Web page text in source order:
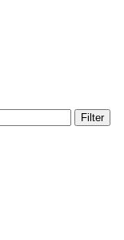
Filter